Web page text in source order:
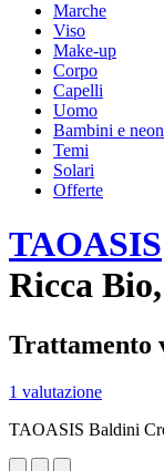
Marche
Viso
Make-up
Corpo
Capelli
Uomo
Bambini e
Temi
Solari
Offerte
TAOASIS
Ricca
Trattamento
1 valutazione
TAOASIS Baldini